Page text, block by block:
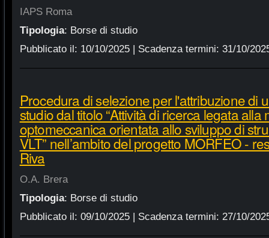
IAPS Roma
Tipologia: Borse di studio
Pubblicato il: 10/10/2025| Scadenza termini: 31/10/
Procedura di selezione per l'attribuzione di
studio dal titolo “Attività di ricerca legata alla
optomeccanica orientata allo sviluppo di
VLT” nell’ambito del progetto MORFEO -
Riva
O.A. Brera
Tipologia: Borse di studio
Pubblicato il: 09/10/2025| Scadenza termini: 27/10/